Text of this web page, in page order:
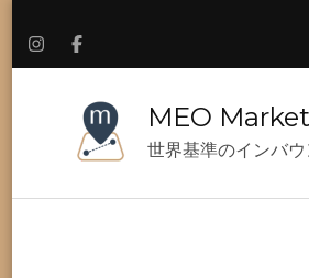
MEO
世界基準のインバ